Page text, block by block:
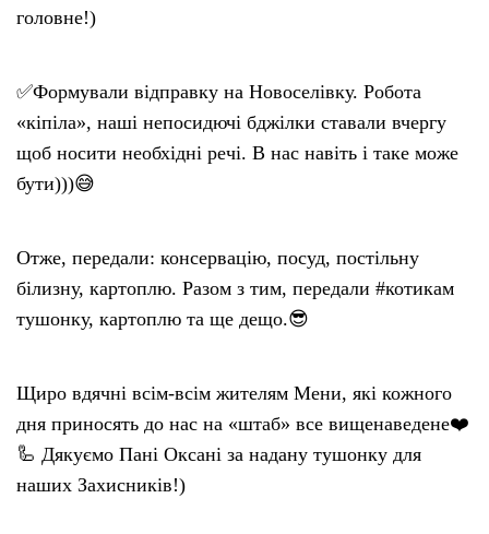
головне!)
✅Формували відправку на Новоселівку. Робота
«кіпіла», наші непосидючі бджілки ставали вчергу
щоб носити необхідні речі. В нас навіть і таке може
бути)))😅
Отже, передали: консервацію, посуд, постільну
білизну, картоплю. Разом з тим, передали #котикам
тушонку, картоплю та ще дещо.😎
Щиро вдячні всім-всім жителям Мени, які кожного
дня приносять до нас на «штаб» все вищенаведене❤️
🦾 Дякуємо Пані Оксані за надану тушонку для
наших Захисників!)